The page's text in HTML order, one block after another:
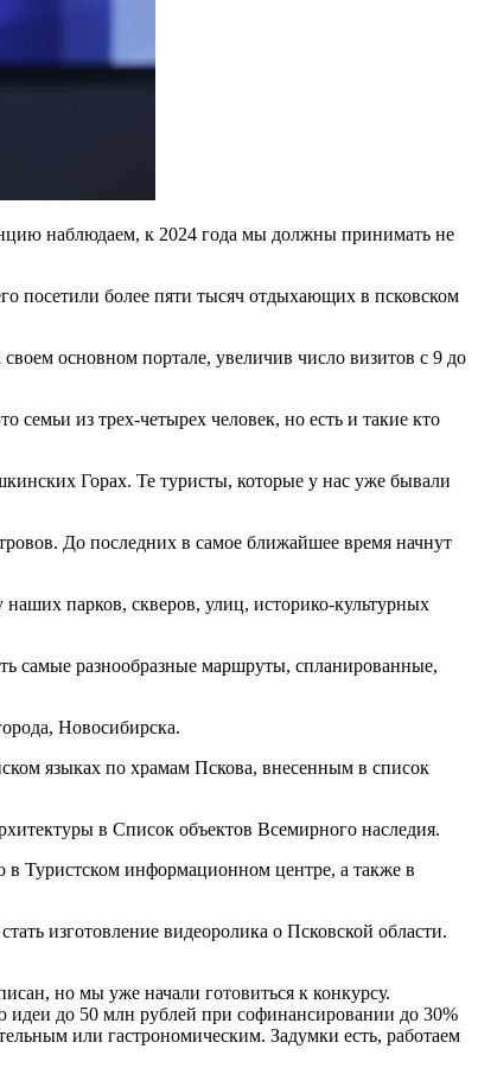
наблюдаем, к 2024 года мы должны принимать не
посетили более пяти тысяч отдыхающих в псковском
основном портале, увеличив число визитов с 9 до
из трех-четырех человек, но есть и такие кто
Горах. Те туристы, которые у нас уже бывали
До последних в самое ближайшее время начнут
парков, скверов, улиц, историко-культурных
самые разнообразные маршруты, спланированные,
Новосибирска.
языках по храмам Пскова, внесенным в список
в Список объектов Всемирного наследия.
Туристском информационном центре, а также в
изготовление видеоролика о Псковской области.
но мы уже начали готовиться к конкурсу.
идеи до 50 млн рублей при софинансировании до 30%
или гастрономическим. Задумки есть, работаем